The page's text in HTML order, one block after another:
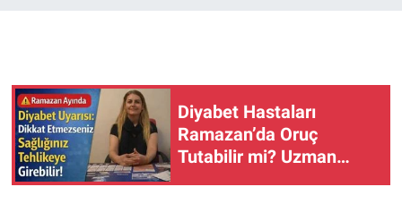
Diyabet Hastaları
Ramazan’da Oruç
Tutabilir mi? Uzman